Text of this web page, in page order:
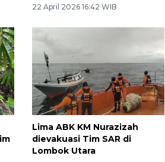
22 April 2026 16:42 WIB
Lima ABK KM Nurazizah
dievakuasi Tim SAR di
Lombok Utara
putusan terdakwa
Brigadir Nurhadi
2026 12:55 WIB